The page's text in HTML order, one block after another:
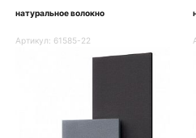
натуральное волокно
Артикул: 61585-22